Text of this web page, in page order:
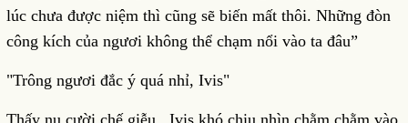
lúc chưa được niệm thì cũng sẽ biến mất thôi. Những đòn
công kích của ngươi không thể chạm nổi vào ta đâu”
"Trông ngươi đắc ý quá nhỉ, Ivis"
Thấy nụ cười chế giễu , Ivis khó chịu nhìn chằm chằm vào